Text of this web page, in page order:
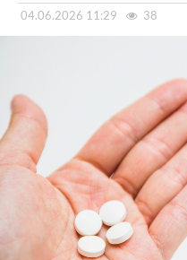
04.06.2026 11:29 38